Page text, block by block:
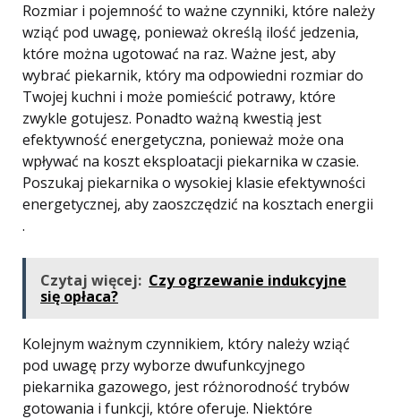
Rozmiar i pojemność to ważne czynniki, które należy
wziąć pod uwagę, ponieważ określą ilość jedzenia,
które można ugotować na raz. Ważne jest, aby
wybrać piekarnik, który ma odpowiedni rozmiar do
Twojej kuchni i może pomieścić potrawy, które
zwykle gotujesz. Ponadto ważną kwestią jest
efektywność energetyczna, ponieważ może ona
wpływać na koszt eksploatacji piekarnika w czasie.
Poszukaj piekarnika o wysokiej klasie efektywności
energetycznej, aby zaoszczędzić na kosztach energii
.
Czytaj więcej: Czy ogrzewanie indukcyjne
się opłaca?
Kolejnym ważnym czynnikiem, który należy wziąć
pod uwagę przy wyborze dwufunkcyjnego
piekarnika gazowego, jest różnorodność trybów
gotowania i funkcji, które oferuje. Niektóre